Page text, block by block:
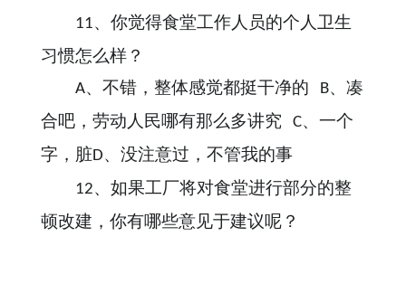
11、你觉得食堂工作人员的个人卫生
习惯怎么样？
A、不错，整体感觉都挺干净的 B、凑
合吧，劳动人民哪有那么多讲究 C、一个
字，脏D、没注意过，不管我的事
12、如果工厂将对食堂进行部分的整
顿改建，你有哪些意见于建议呢？